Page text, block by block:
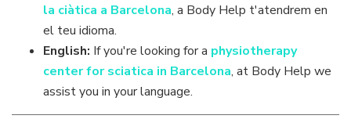
la ciàtica a Barcelona, a Body Help t'atendrem en
el teu idioma.
English: If you're looking for a physiotherapy
center for sciatica in Barcelona, at Body Help we
assist you in your language.